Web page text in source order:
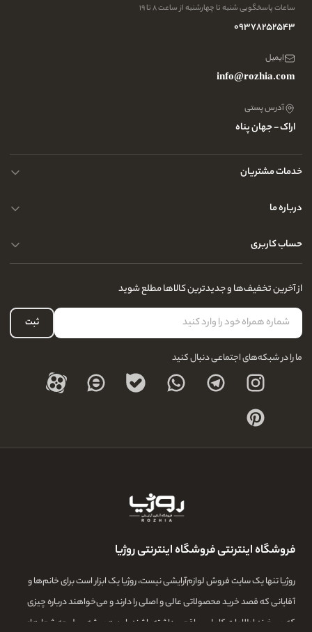
ساعات پاسخگویی شنبه تا چهارشنبه از ساعت ۸ تا ۱۹
09378252543
ایمیل
info@rozhia.com
آدرس پستی
اراک - جهان پناه
خدمات مشتریان
حریم خصوصی کاربران
تماس با ما
درباره ما
سوالات متداول
آدرس فروشگاه
نحوه ارسال کالا
نحوه بازگشت کالا
درباره ما
حساب کاربری
لیست علاقه‌مندی
حساب کاربری
از آخرین تخفیف‌ها و جدیدترین کالاها مطلع شوید
ثبت
ما را در شبکه‌های اجتماعی دنبال کنید
فروشگاه اینترنتی فروشگاه اینترنتی روژیا
روژیا تنها یک سایت فروش لوازم‌آرایشی نیست، روژیا یک ابزار است برای خانم‌ها و
آقایانی که قصد خرید محصولاتی عالی و اصلی را دارند و می‌خواهند درباره چیزی
که می‌خرند اطلاعات کامل و واقعی داشته باشند. این همیشه سرلوحه شعارهای